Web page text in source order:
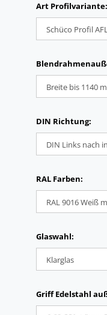
Art Profilvariante:
DIN Richtung:
RAL Farben:
Glaswahl:
Griff Edelstahl